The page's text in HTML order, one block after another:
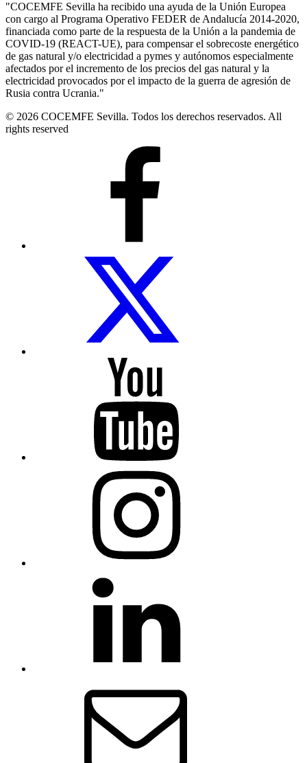
"COCEMFE Sevilla ha recibido una ayuda de la Unión Europea
con cargo al Programa Operativo FEDER de Andalucía 2014-2020,
financiada como parte de la respuesta de la Unión a la pandemia de
COVID-19 (REACT-UE), para compensar el sobrecoste energético
de gas natural y/o electricidad a pymes y autónomos especialmente
afectados por el incremento de los precios del gas natural y la
electricidad provocados por el impacto de la guerra de agresión de
Rusia contra Ucrania."
© 2026 COCEMFE Sevilla. Todos los derechos reservados. All
rights reserved
COCEMFE